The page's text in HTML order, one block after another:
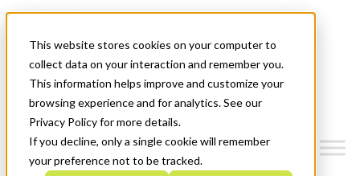
This website stores cookies on your computer to
collect data on your interaction and remember you.
This information helps improve and customize your
browsing experience and for analytics. See our
Privacy Policy for more details.
If you decline, only a single cookie will remember
your preference not to be tracked.
News & Events
Get Started
Menu